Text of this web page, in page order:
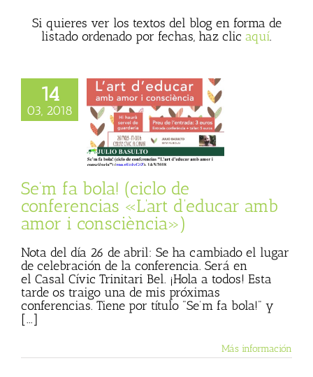
Si quieres ver los textos del blog en forma de
listado ordenado por fechas, haz clic aquí.
14
03, 2018
bola! (ciclo de
«L’art
Se’m fa bola! (ciclo de
conferencias «L’art d’educar amb
amor i consciència»)
Nota del día 26 de abril: Se ha cambiado el lugar
de celebración de la conferencia. Será en
el Casal Cívic Trinitari Bel. ¡Hola a todos! Esta
tarde os traigo una de mis próximas
conferencias. Tiene por título "Se’m fa bola!" y
[...]
Más información